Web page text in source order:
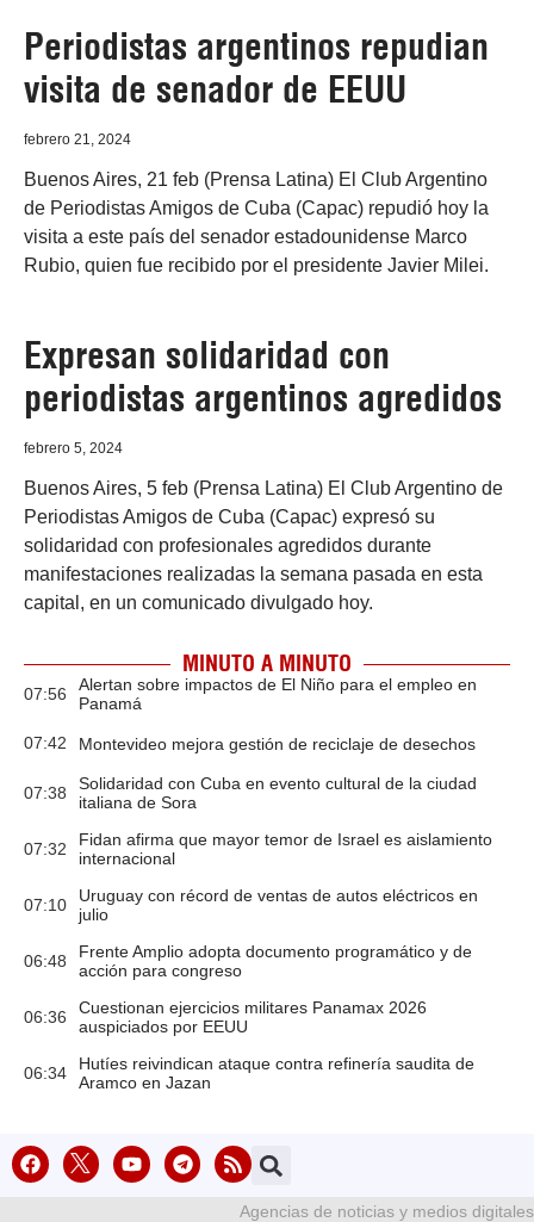
Periodistas argentinos repudian
visita de senador de EEUU
febrero 21, 2024
Buenos Aires, 21 feb (Prensa Latina) El Club Argentino
de Periodistas Amigos de Cuba (Capac) repudió hoy la
visita a este país del senador estadounidense Marco
Rubio, quien fue recibido por el presidente Javier Milei.
Expresan solidaridad con
periodistas argentinos agredidos
febrero 5, 2024
Buenos Aires, 5 feb (Prensa Latina) El Club Argentino de
Periodistas Amigos de Cuba (Capac) expresó su
solidaridad con profesionales agredidos durante
manifestaciones realizadas la semana pasada en esta
capital, en un comunicado divulgado hoy.
MINUTO A MINUTO
07:56
Alertan sobre impactos de El Niño para el empleo en
Panamá
07:42 Montevideo mejora gestión de reciclaje de desechos
07:38
Solidaridad con Cuba en evento cultural de la ciudad
italiana de Sora
07:32
Fidan afirma que mayor temor de Israel es aislamiento
internacional
07:10
Uruguay con récord de ventas de autos eléctricos en
julio
06:48
Frente Amplio adopta documento programático y de
acción para congreso
06:36
Cuestionan ejercicios militares Panamax 2026
auspiciados por EEUU
06:34
Hutíes reivindican ataque contra refinería saudita de
Aramco en Jazan
Agencias de noticias y medios digitales